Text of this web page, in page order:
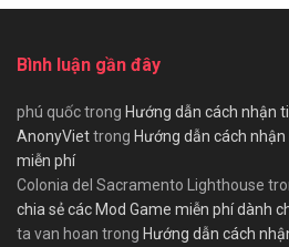
Bình luận gần đây
phú quốctrong Hướng dẫn cách nhận
AnonyViettrong Hướng dẫn cách
miễn phí
Colonia del Sacramento Lighthouse
chia sẻ các Mod Game miễn phí dành
ta van hoan trong Hướng dẫn cách